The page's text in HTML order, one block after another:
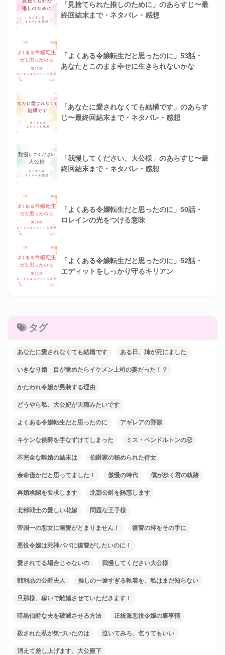
「見捨てられた推しのために」のあらすじ〜最
終回結末まで・ネタバレ・感想
「よくある令嬢転生だと思ったのに」53話・
あなたとこのまま幸せに生きられないかな
「あなたに愛されなくても結構です」のあらす
じ〜最終回結末まで・ネタバレ・感想
「我慢してください、大公様」のあらすじ〜最
終回結末まで・ネタバレ・感想
「よくある令嬢転生だと思ったのに」50話・
ロレインの光をつける意味
「よくある令嬢転生だと思ったのに」52話・
エディットをしっかり守るキリアン
タグ
あなたに愛されなくても結構です ある日、姉が死にました
いきなり婚 目が覚めたらイケメン上司の妻だった！？
かたわれ令嬢が男装する理由
どうやら私、大公妃が天職みたいです
よくある令嬢転生だと思ったのに アギレアの野獣
キケンな侯爵を手なずけてしまった ミス・ペンドルトンの恋
不完全な離婚の結末は 伯爵家の秘められた侍女
余命僅かだと思ってました！ 傲慢の時代 僕が歩く君の軌跡
再婚承認を要求します 北部公爵を誘惑します
北部戦士の愛しい花嫁 問題な王子様
帝国一の悪女に溺愛がとまりません！ 復讐の杯をその手に
悪役令嬢は死神パパに復讐がしたいのに！
愛されてる場合じゃないの 我慢してください大公様
戦利品の公爵夫人 推しの一途すぎる執着を、私はまだ知らない
旦那様、稼いで離婚させていただきます！
暗黒伯爵な夫を破滅させる方法 正統派悪役令嬢の裏事情
殺された私が気づいたのは 泣いてみろ、乞うてもいい
消えて差し上げます、大公殿下